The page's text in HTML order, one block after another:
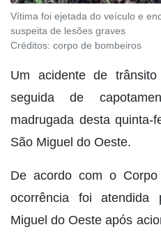
Vítima foi ejetada do veículo e
suspeita de lesões graves
Créditos: corpo de bombeiros
Um acidente de
seguida de
madrugada desta quinta-
São Miguel do Oeste.
De acordo com o
ocorrência foi atendida
Miguel do Oeste após